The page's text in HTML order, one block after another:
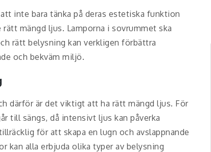
inte bara tänka på deras estetiska funktion
mängd ljus. Lamporna i sovrummet ska
rätt belysning kan verkligen förbättra
och bekväm miljö.
därför är det viktigt att ha rätt mängd ljus. För
till sängs, då intensivt ljus kan påverka
för att skapa en lugn och avslappnande
kan alla erbjuda olika typer av belysning